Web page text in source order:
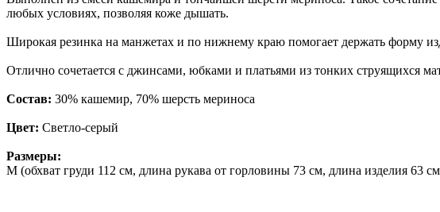
любых условиях, позволяя коже дышать.
Широкая резинка на манжетах и по нижнему краю помогает держать форму
Отлично сочетается с джинсами, юбками и платьями из тонких струящихся
Состав: 30% кашемир, 70% шерсть мериноса
Цвет: Светло-серый
Размеры:
M (обхват груди 112 см, длина рукава от горловины 73 см, длина изделия 63